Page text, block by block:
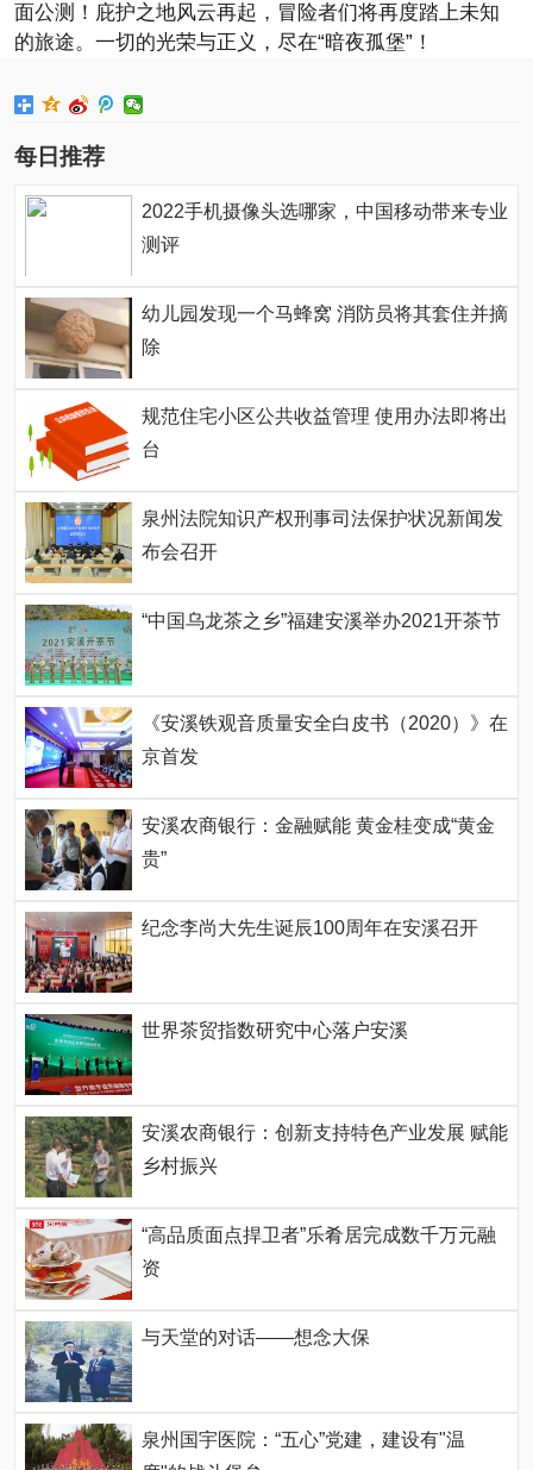
面公测！庇护之地风云再起，冒险者们将再度踏上未知
的旅途。一切的光荣与正义，尽在“暗夜孤堡”！
每日推荐
2022手机摄像头选哪家，中国移动带来专业
测评
幼儿园发现一个马蜂窝 消防员将其套住并摘
除
规范住宅小区公共收益管理 使用办法即将出
台
泉州法院知识产权刑事司法保护状况新闻发
布会召开
“中国乌龙茶之乡”福建安溪举办2021开茶节
《安溪铁观音质量安全白皮书（2020）》在
京首发
安溪农商银行：金融赋能 黄金桂变成“黄金
贵”
纪念李尚大先生诞辰100周年在安溪召开
世界茶贸指数研究中心落户安溪
安溪农商银行：创新支持特色产业发展 赋能
乡村振兴
“高品质面点捍卫者”乐肴居完成数千万元融
资
与天堂的对话——想念大保
泉州国宇医院：“五心”党建，建设有"温